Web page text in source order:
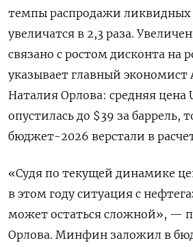
темпы распродажи ликвидных
увеличатся в 2,3 раза.
связано с ростом дисконта на
указывает главный экономист
Наталия Орлова: средняя цена
опустилась до $39 за баррель,
бюджет-2026 верстали в
«Судя по текущей динамике
в этом году ситуация с
может остаться сложной», —
Орлова. Минфин заложил в